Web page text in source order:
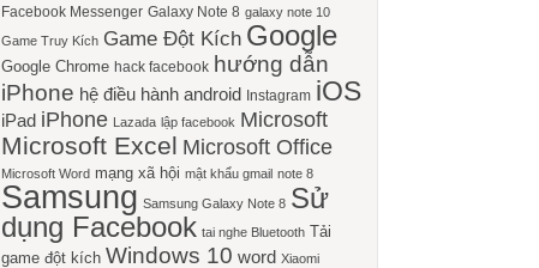
Facebook Messenger Galaxy Note 8 galaxy note 10
Game Truy Kích Game Đột Kích Google
Google Chrome hack facebook hướng dẫn
iPhone hệ điều hành android Instagram iOS
iPad iPhone Lazada lập facebook Microsoft
Microsoft Excel Microsoft Office
Microsoft Word mạng xã hội mật khẩu gmail note 8
Samsung Samsung Galaxy Note 8 Sử
dụng Facebook tai nghe Bluetooth Tải
game đột kích Windows 10 word Xiaomi